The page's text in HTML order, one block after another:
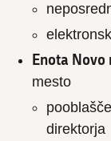
Enota Novo
mesto
direktorja